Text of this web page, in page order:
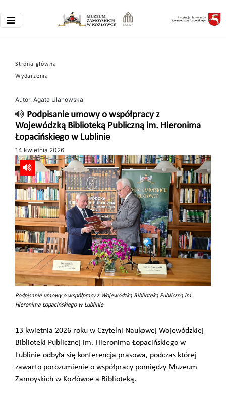
Strona główna
Wydarzenia
Autor: Agata Ulanowska
Podpisanie umowy o współpracy z
Wojewódzką Biblioteką Publiczną im. Hieronima
Łopacińskiego w Lublinie
14 kwietnia 2026
Podpisanie umowy o współpracy z Wojewódzką Biblioteką Publiczną im.
Hieronima Łopacińskiego w Lublinie
13 kwietnia 2026 roku w Czytelni Naukowej Wojewódzkiej
Biblioteki Publicznej im. Hieronima Łopacińskiego w
Lublinie odbyła się konferencja prasowa, podczas której
zawarto porozumienie o współpracy pomiędzy Muzeum
Zamoyskich w Kozłówce a Biblioteką.